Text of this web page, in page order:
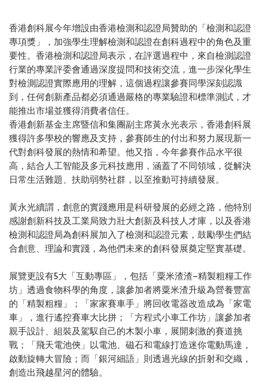
香港創科展今年增設由香港檢測和認證局贊助的「檢測和認證
專項獎」，加強學生理解檢測和認證在創科過程中的角色及重
要性。香港檢測和認證局表示，在評選過程中，來自檢測認證
行業的專業評委會通過深度提問和技術交流，進一步深化學生
對檢測認證實際應用的理解，這個過程讓參賽同學深刻認識
到，任何創新產品都必須通過嚴格的專業驗證和標準測試，才
能推出市場並獲得消費者信任。
香港創新基金主席暨信和集團副主席黃永光表示，香港創科展
獲得許多學校的響應及支持，參賽師生的付出和努力展現新一
代對創科發展的熱情和希望。他又指，今年參賽作品水平很
高，結合人工智能及多元科技應用，涵蓋了不同領域，從解決
日常生活難題、扶助弱勢社群，以至推動可持續發展。
黃永光續謂，創意的實踐應用是科研發展的必經之路，他特別
感謝創新科技及工業局致力壯大創新及科技人才庫，以及香港
檢測和認證局為創科展加入了檢測和認證元素，鼓勵學生們結
合創意、理論和實踐，為他們未來的創科發展奠定堅實基礎。
展覽更設有5大「互動專區」，包括「粟米渣渣–精製粗糧工作
坊」透過食物科學的角度，讓參加者將粟米渣升級為營養豐富
的「精製粗糧」；「家家賽車手」將回收電器改造成為「家電
車」，進行遙控賽車大比拼；「方程式小車工作坊」讓參加者
親手設計、組裝及駕馭自己的木製小車，展開刺激的賽道挑
戰；「飛天電池俠」以電池、磁石和電線打造迷你電動馬達，
啟動旋轉大冒險；而「銀河細語」則透過光線的折射和交織，
創造出飛越星河的體驗。